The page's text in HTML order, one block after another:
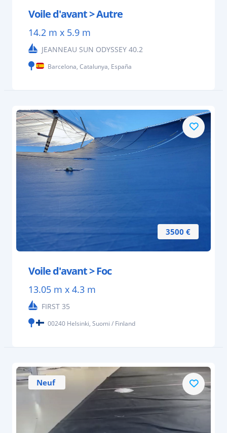
Voile d'avant > Autre
14.2 m x 5.9 m
JEANNEAU SUN ODYSSEY 40.2
Barcelona, Catalunya, España
3500 €
Voile d'avant > Foc
13.05 m x 4.3 m
FIRST 35
00240 Helsinki, Suomi / Finland
Neuf